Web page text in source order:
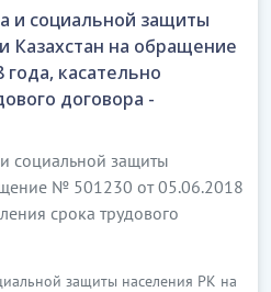
и социальной защиты
Казахстан на обращение
года, касательно
договора -
социальной защиты
№ 501230 от 05.06.2018
срока трудового
защиты населения РК на